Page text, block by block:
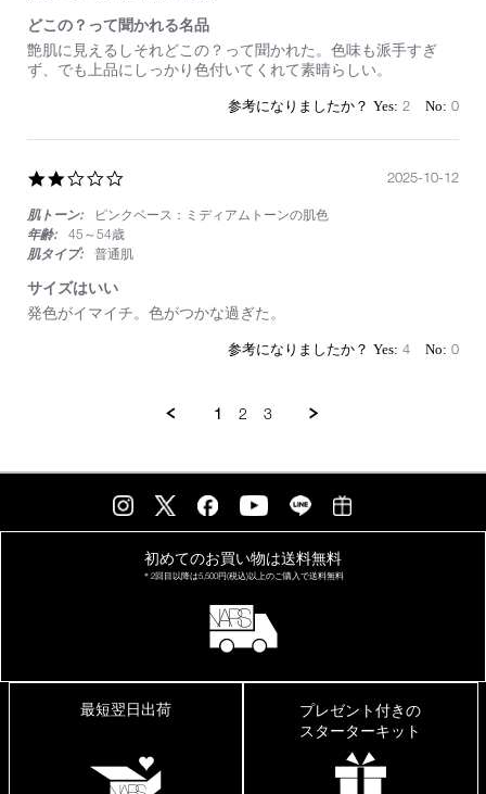
どこの？って聞かれる名品
Review
by
2026
review
stating
っ
聞
れ
る
名
艶肌に見えるしそれどこの？って聞かれた。色味も派手すぎ
ず、でも上品にしっかり色付いてくれて素晴らしい。
2 0
rating
肌トーン:
ピンクベース：ミディアムトーンの肌色
年齢:
45～54歳
肌タイプ:
普通肌
サイズはいい
Review
review
発色がイマイチ。色がつかな過ぎた。
2025-10-12
4 0
1 2 3
初めてのお買い物は送料無料
＊2回目以降は5,500円(税込)以上の ご購入で送料無料
最短翌日出荷
プレゼント付きの
スターターキット